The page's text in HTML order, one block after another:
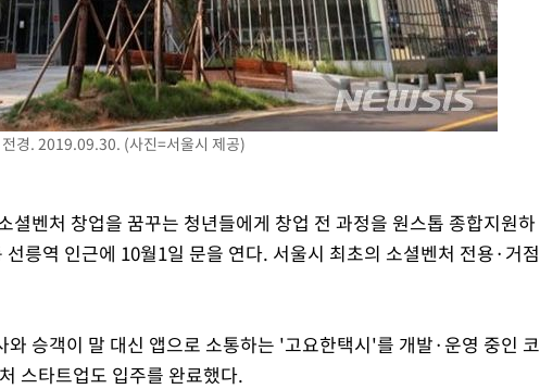
전경. 2019.09.30. (사진=서울시 제공)
셜벤처 창업을 꿈꾸는 청년들에게 창업 전 과정을 원스톱 종합지원하
릉역 인근에 10월1일 문을 연다. 서울시 최초의 소셜벤처 전용·거점
와 승객이 말 대신 앱으로 소통하는 '고요한택시'를 개발·운영 중인 코
스타트업도 입주를 완료했다.